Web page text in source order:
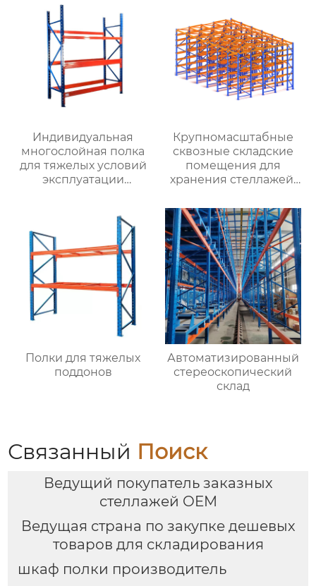
Индивидуальная
многослойная полка
для тяжелых условий
эксплуатации
складская балочная
полка для хранения
поддонов оптовая
продажа с фабрики в
Крупномасштабные
сквозные складские
помещения для
хранения стеллажей,
тяжелых стеллажей
проходят по коридору
и въезжают на
оптовый склад
стеллажей
Полки для тяжелых
поддонов
Автоматизированный
стереоскопический
склад
Связанный Поиск
Ведущий покупатель заказных
стеллажей OEM
Ведущая страна по закупке дешевых
товаров для складирования
шкаф полки производитель